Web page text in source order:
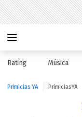
Rating Música
Primicias YA PrimiciasYA